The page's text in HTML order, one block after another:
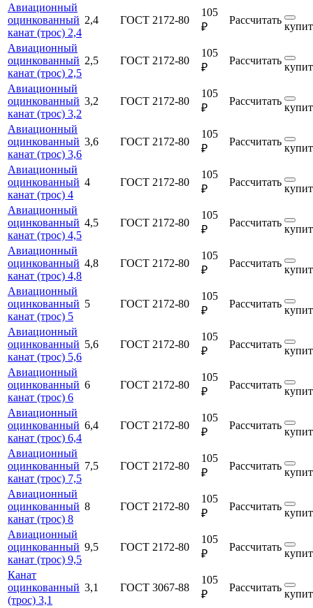
Авиационный
оцинкованный
канат (трос) 2,4
2,4 ГОСТ 2172-80
105
₽
Рассчитать
Авиационный
оцинкованный
канат (трос) 2,5
2,5 ГОСТ 2172-80
105
₽
Рассчитать
Авиационный
оцинкованный
канат (трос) 3,2
3,2 ГОСТ 2172-80
105
₽
Рассчитать
Авиационный
оцинкованный
канат (трос) 3,6
3,6 ГОСТ 2172-80
105
₽
Рассчитать
Авиационный
оцинкованный
канат (трос) 4
4 ГОСТ 2172-80
105
₽
Рассчитать
Авиационный
оцинкованный
канат (трос) 4,5
4,5 ГОСТ 2172-80
105
₽
Рассчитать
Авиационный
оцинкованный
канат (трос) 4,8
4,8 ГОСТ 2172-80
105
₽
Рассчитать
Авиационный
оцинкованный
канат (трос) 5
5 ГОСТ 2172-80
105
₽
Рассчитать
Авиационный
оцинкованный
канат (трос) 5,6
5,6 ГОСТ 2172-80
105
₽
Рассчитать
Авиационный
оцинкованный
канат (трос) 6
6 ГОСТ 2172-80
105
₽
Рассчитать
Авиационный
оцинкованный
канат (трос) 6,4
6,4 ГОСТ 2172-80
105
₽
Рассчитать
Авиационный
оцинкованный
канат (трос) 7,5
7,5 ГОСТ 2172-80
105
₽
Рассчитать
Авиационный
оцинкованный
канат (трос) 8
8 ГОСТ 2172-80
105
₽
Рассчитать
Авиационный
оцинкованный
канат (трос) 9,5
9,5 ГОСТ 2172-80
105
₽
Рассчитать
Канат
оцинкованный
(трос) 3,1
3,1 ГОСТ 3067-88
105
₽
Рассчитать